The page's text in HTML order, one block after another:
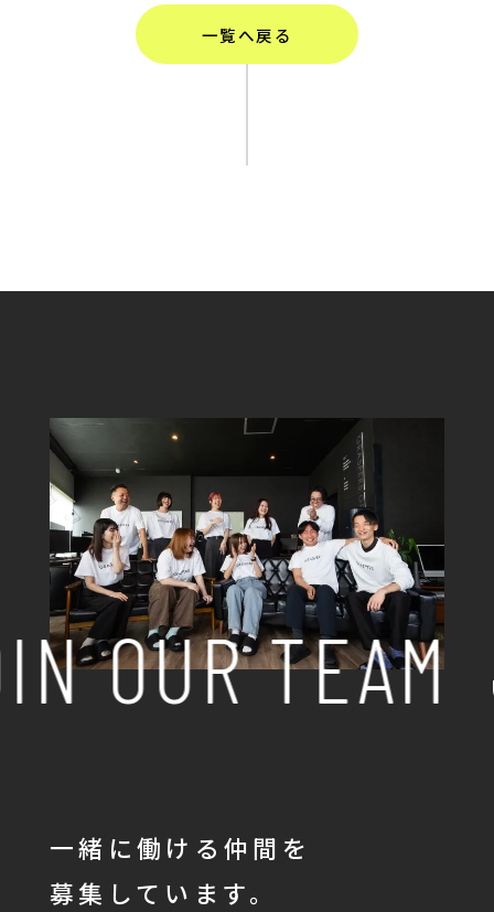
一覧へ戻る
OUR TEAM
一緒に働ける仲間を
募集しています。